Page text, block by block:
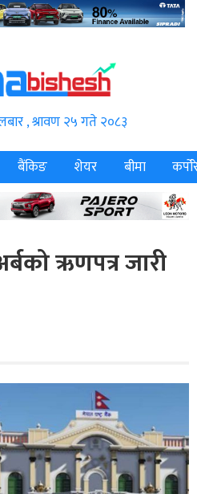
, श्रावण २५ गते २०८३
बैंकिङ शेयर बीमा
ऋणपत्र जारी